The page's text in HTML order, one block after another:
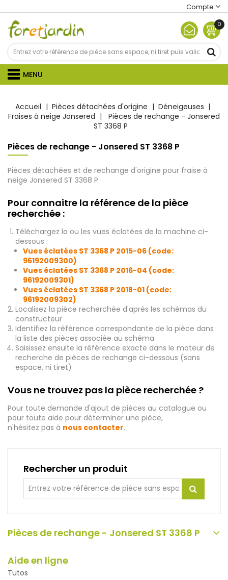
Compte
0
MENU
Accueil Pièces détachées d'origine
Déneigeuses
Fraises à neige Jonsered
Pièces de rechange - Jonsered
ST 3368 P
Pièces de rechange - Jonsered ST 3368 P
Pièces détachées et de rechange d'origine pour fraise à
neige Jonsered ST 3368 P
Pour connaitre la référence de la pièce
recherchée :
Téléchargez la ou les vues éclatées de la machine ci-
dessous :
Vues éclatées ST 3368 P 2015-06 (code:
96192009300)
Vues éclatées ST 3368 P 2016-04 (code:
96192009301)
Vues éclatées ST 3368 P 2018-01 (code:
96192009302)
Localisez la pièce recherchée d'après les schémas du
constructeur
Identifiez la référence correspondante de la pièce dans
la liste des pièces associée au schéma
Saisissez ensuite la référence exacte dans le moteur de
recherche de pièces de rechange ci-dessous (sans
espace, ni tiret)
Vous ne trouvez pas la pièce recherchée ?
Pour toute demande d'ajout de pièces au catalogue ou
pour toute aide pour déterminer une pièce,
n'hésitez pas à nous contacter.
Rechercher un produit
Pièces de rechange - Jonsered ST 3368 P
Aide en ligne
Tutos